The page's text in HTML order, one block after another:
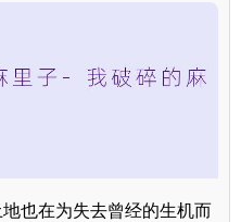
也在为失去曾经的生机而